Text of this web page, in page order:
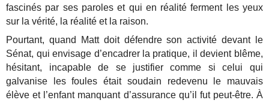
fascinés par ses paroles et qui en réalité ferment les yeux
sur la vérité, la réalité et la raison.
Pourtant, quand Matt doit défendre son activité devant le
Sénat, qui envisage d’encadrer la pratique, il devient blême,
hésitant, incapable de se justifier comme si celui qui
galvanise les foules était soudain redevenu le mauvais
élève et l’enfant manquant d’assurance qu’il fut peut-être. À